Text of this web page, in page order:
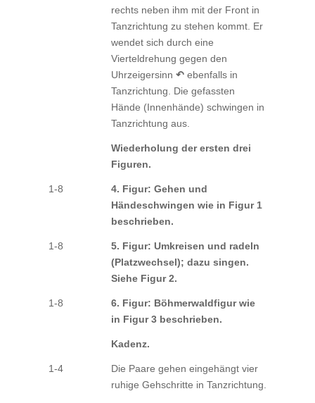
rechts neben ihm mit der Front in
Tanzrichtung zu stehen kommt. Er
wendet sich durch eine
Vierteldrehung gegen den
Uhrzeigersinn ↶ebenfalls in
Tanzrichtung. Die gefassten
Hände (Innenhände) schwingen in
Tanzrichtung aus.
Wiederholung der ersten drei
Figuren.
1-8
4. Figur: Gehen und
Händeschwingen wie in Figur 1
beschrieben.
1-8
5. Figur: Umkreisen und radeln
(Platzwechsel); dazu singen.
Siehe Figur 2.
1-8
6. Figur: Böhmerwaldfigur wie
in Figur 3 beschrieben.
Kadenz.
1-4
Die Paare gehen eingehängt vier
ruhige Gehschritte in Tanzrichtung.